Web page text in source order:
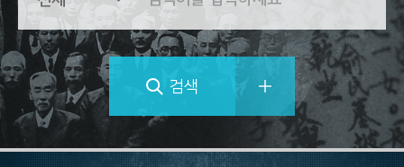
독
립
동
정
보
시
역
검색